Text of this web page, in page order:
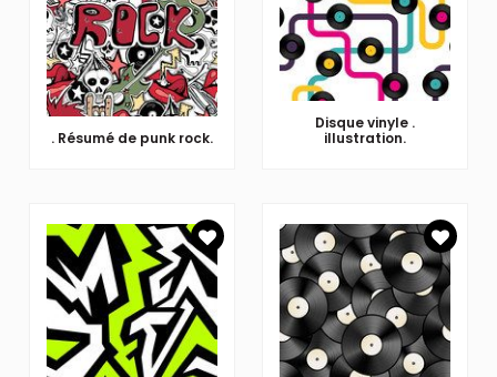
. Résumé de punk rock.
Disque vinyle .
illustration.